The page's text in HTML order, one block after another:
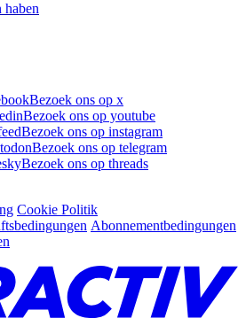
haben
Bezoek ons op x
Bezoek ons op youtube
Bezoek ons op instagram
Bezoek ons op telegram
Bezoek ons op threads
Cookie Politik
Abonnementbedingungen